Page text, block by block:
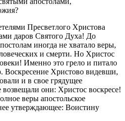
Пресветлого Христова
даров Святого Духа! До
иногда не хватало веры,
и смерти. Но Христос
Именно это грело и питало
Воскресение Христово видевши,
и в свое грядущее
возвещали они: Христос воскресе!
веры апостольское
утверждающее: Воистину